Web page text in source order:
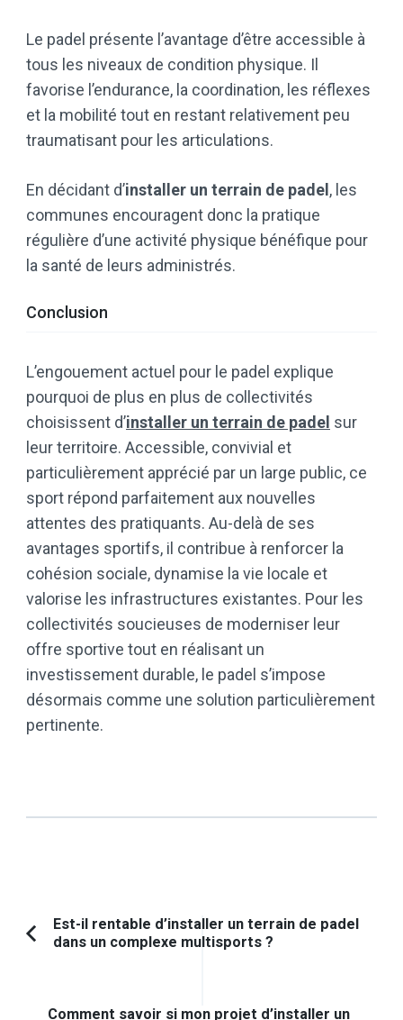
Le padel présente l’avantage d’être accessible à
tous les niveaux de condition physique. Il
favorise l’endurance, la coordination, les réflexes
et la mobilité tout en restant relativement peu
traumatisant pour les articulations.
En décidant d’installer un terrain de padel, les
communes encouragent donc la pratique
régulière d’une activité physique bénéfique pour
la santé de leurs administrés.
Conclusion
L’engouement actuel pour le padel explique
pourquoi de plus en plus de collectivités
choisissent d’installer un terrain de padel sur
leur territoire. Accessible, convivial et
particulièrement apprécié par un large public, ce
sport répond parfaitement aux nouvelles
attentes des pratiquants. Au-delà de ses
avantages sportifs, il contribue à renforcer la
cohésion sociale, dynamise la vie locale et
valorise les infrastructures existantes. Pour les
collectivités soucieuses de moderniser leur
offre sportive tout en réalisant un
investissement durable, le padel s’impose
désormais comme une solution particulièrement
pertinente.
Navigation
d'article
Article
Est-il rentable d’installer un terrain de padel
dans un complexe multisports ?
Comment savoir si mon projet d’installer un